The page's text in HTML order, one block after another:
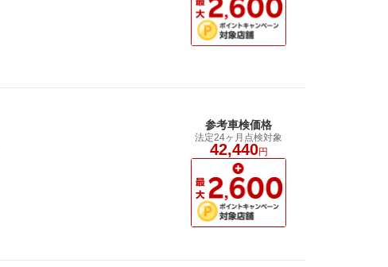
参考車検価格
法定24ヶ月点検対象
42,440円